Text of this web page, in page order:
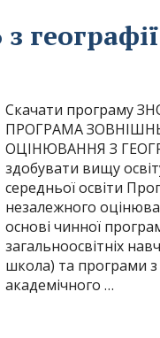
географії
Скачати програму
ПРОГРАМА
ОЦІНЮВАННЯ З
здобувати вищу
середньої освіти
незалежного
основі чинної
загальноосвітніх
школа) та програми з
академічного …